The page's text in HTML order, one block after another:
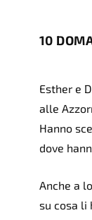
10
Esther e
alle
Hanno
dove
Anche a
su cosa li